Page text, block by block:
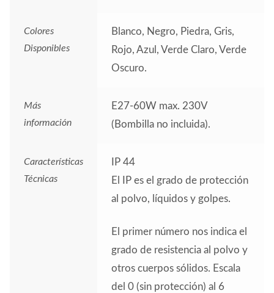
Colores
Disponibles
Blanco, Negro, Piedra, Gris,
Rojo, Azul, Verde Claro, Verde
Oscuro.
Más
información
E27-60W max. 230V
(Bombilla no incluida).
Características
Técnicas
IP 44
El IP es el grado de protección
al polvo, líquidos y golpes.
El primer número nos indica el
grado de resistencia al polvo y
otros cuerpos sólidos. Escala
del 0 (sin protección) al 6